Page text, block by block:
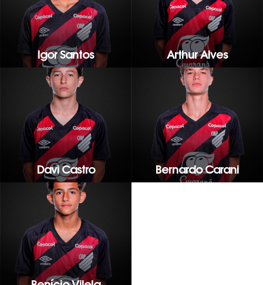
Igor Santos Arthur Alves
Davi Castro Bernardo Carani